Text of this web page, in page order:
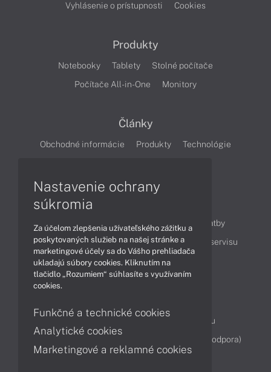
Vyhlásenie o prístupnosti
Cookies
Produkty
Notebooky Tablety
Stolné počítače
Počítače All-in-One
Monitory
Články
Obchodné informácie Produkty
Technológie
Ako nakupovať
Možnosti doručenia a platby
Podpora a servis
Servisné služby Cenník servisu
Kontakty
Reklamácia tovaru
Diagnostiky online
TeamViewer (vzdialená podpora)
Nastavenie ochrany
súkromia
Za účelom zlepšenia užívateľského zážitku a
poskytovaných služieb na našej stránke a
marketingové účely sa do Vášho prehliadača
ukladajú súbory cookies. Kliknutím na
tlačidlo „Rozumiem“ súhlasíte s využívaním
cookies.
Funkčné a technické cookies
Analytické cookies
Marketingové a reklamné cookies